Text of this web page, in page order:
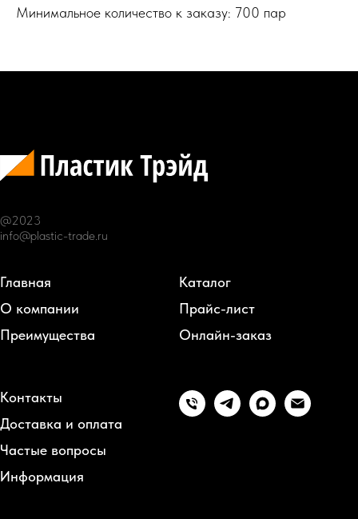
Минимальное количество к заказу: 700 пар
@2023
info@plastic-trade.ru
Главная
О компании
Преимущества
Каталог
Прайс-лист
Онлайн-заказ
Контакты
Доставка и оплата
Частые вопросы
Информация